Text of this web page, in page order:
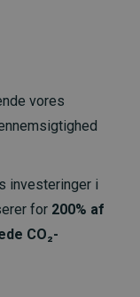
vores
investeringer i
for 200% af
CO₂-